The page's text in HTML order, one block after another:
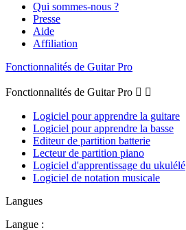
Qui sommes-nous ?
Presse
Aide
Affiliation
Fonctionnalités de Guitar Pro
Fonctionnalités de Guitar Pro  
Logiciel pour apprendre la guitare
Logiciel pour apprendre la basse
Editeur de partition batterie
Lecteur de partition piano
Logiciel d'apprentissage du ukulélé
Logiciel de notation musicale
Langues
Langue :